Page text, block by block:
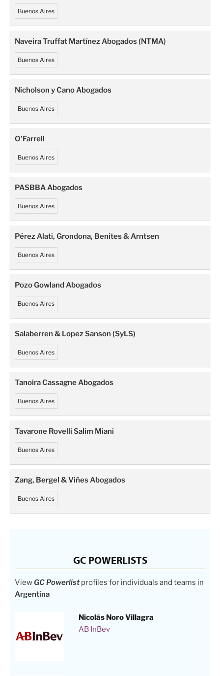
Buenos Aires
Naveira Truffat Martínez Abogados (NTMA)
Buenos Aires
Nicholson y Cano Abogados
Buenos Aires
O’Farrell
Buenos Aires
PASBBA Abogados
Buenos Aires
Pérez Alati, Grondona, Benites & Arntsen
Buenos Aires
Pozo Gowland Abogados
Buenos Aires
Salaberren & Lopez Sanson (SyLS)
Buenos Aires
Tanoira Cassagne Abogados
Buenos Aires
Tavarone Rovelli Salim Miani
Buenos Aires
Zang, Bergel & Viñes Abogados
Buenos Aires
GC POWERLISTS
View GC Powerlistprofiles for individuals and teams in
Argentina
Nicolás Noro Villagra
AB InBev